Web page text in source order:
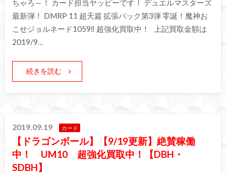
ちゃろ～！ カード担当ヤッピーです！ デュエルマスターズ
最新弾！ DMRP 11 超天篇 拡張パック第3弾 零誕！魔神お
こせジョルネード1059‼︎ 超強化買取中！ 上記買取金額は
2019/9…
続きを読む
2019.09.19 カード
【ドラゴンボール】【9/19更新】絶賛稼働
中！ UM10 超強化買取中！【DBH・
SDBH】